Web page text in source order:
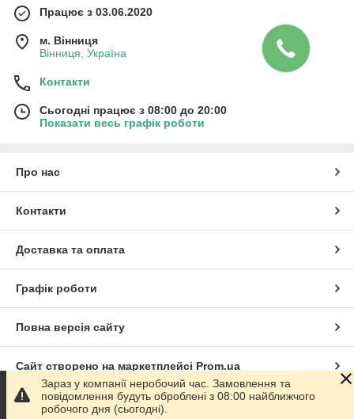
Працює з 03.06.2020
м. Вінниця
Вінниця, Україна
Контакти
Сьогодні працює з 08:00 до 20:00
Показати весь графік роботи
Про нас
Контакти
Доставка та оплата
Графік роботи
Повна версія сайту
Сайт створено на маркетплейсі Prom.ua
Політика конфіденційності
Зараз у компанії неробочий час. Замовлення та
повідомлення будуть оброблені з 08:00 найближчого
робочого дня (сьогодні).